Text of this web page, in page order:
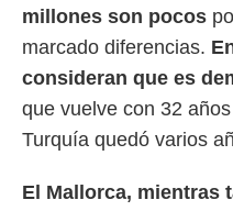
millones son pocos
marcado diferencias.
consideran que es
que vuelve con 32
Turquía quedó varios
El Mallorca, mientras